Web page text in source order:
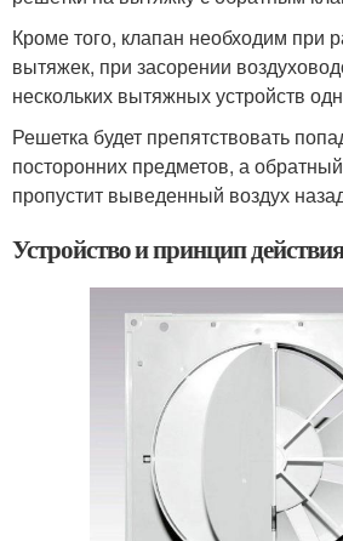
Кроме того, клапан необходим при
вытяжек, при засорении
нескольких вытяжных устройств
Решетка будет препятствовать
посторонних предметов, а
пропустит выведенный воздух
Устройство и принцип действия